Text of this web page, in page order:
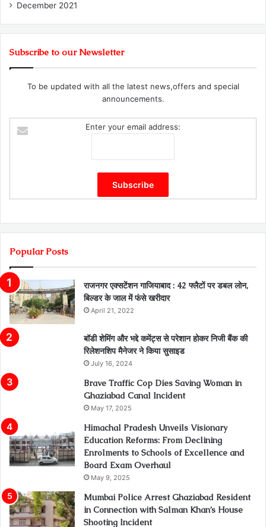
December 2021
Subscribe to our Newsletter
To be updated with all the latest news,offers and special
announcements.
Enter your email address:
Popular Posts
राजनगर एक्सटेंशन गाजियाबाद : 42 फ्लैटों पर डबल लोन,
बिल्डर के जाल में फंसे खरीदार
April 21, 2022
बॉडी शेमिंग और भद्दे कमेंट्स से परेशान होकर निजी बैंक की
रिलेशनशिप मैनेजर ने किया सुसाइड
July 16, 2024
Brave Traffic Cop Dies Saving Woman in
Ghaziabad Canal Incident
May 17, 2025
Himachal Pradesh Unveils Visionary
Education Reforms: From Declining
Enrolments to Schools of Excellence and
Board Exam Overhaul
May 9, 2025
Mumbai Police Arrest Ghaziabad Resident
in Connection with Salman Khan’s House
Shooting Incident